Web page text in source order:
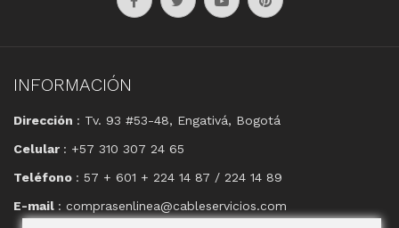
INFORMACIÓN
Dirección : Tv. 93 #53-48, Engativá, Bogotá
Celular : +57 310 307 24 65
Teléfono : 57 + 601 + 224 14 87 / 224 14 89
E-mail : comprasenlinea@cableservicios.com